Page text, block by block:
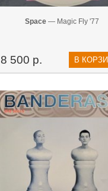
Space — Magic Fly '77
8 500 р. В